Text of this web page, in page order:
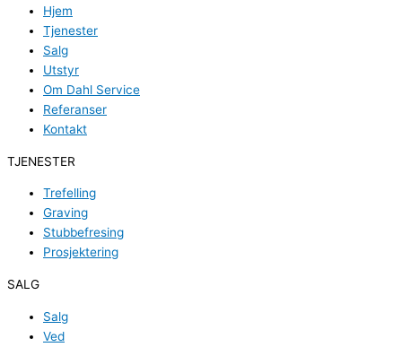
Hjem
Tjenester
Salg
Utstyr
Om Dahl Service
Referanser
Kontakt
TJENESTER
Trefelling
Graving
Stubbefresing
Prosjektering
SALG
Salg
Ved